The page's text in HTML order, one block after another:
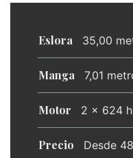
Eslora 35,00
Manga 7,01
Motor 2 x 624
Precio Desde